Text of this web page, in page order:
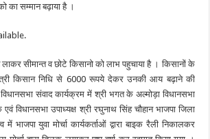
का सम्मान बढ़ाया है ।
सीमान्त व छोटे किसानो को लाभ पहुचाया है । किसानों के
किसान निधि से 6000 रूपये देकर उनकी आय बढ़ाने की
संवाद कार्यक्रम में श्री भगत के अल्मोड़ा विधानसभा
विधानसभा उपाध्यक्ष श्री रघुनाथ सिंह चौहान भाजपा जिला
भाजपा युवा मोर्चा कार्यकर्ताओं द्वारा बाइक रैली निकालकर